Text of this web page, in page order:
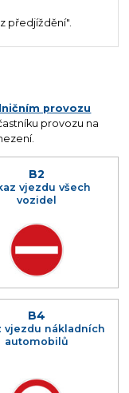
předjíždění".
provozu
provozu na
B2
vjezdu všech
vozidel
B4
vjezdu nákladních
automobilů